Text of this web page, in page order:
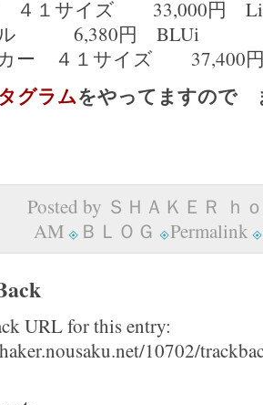
４１サイズ 33,000円
ル 6,380円 BLUi
ー ４１サイズ 37,400
グラムをやってますので
Posted by ＳＨＡＫＥＲ ｈ
AM
ＢＬＯＧ Permalink
URL for this entry:
10702/